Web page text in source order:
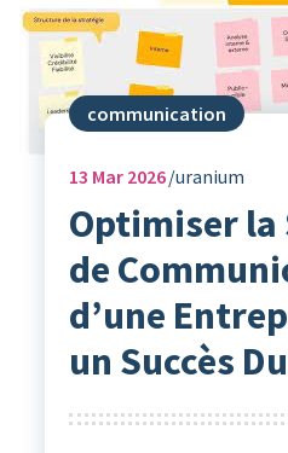
communication
13 Mar 2026 uranium
Optimiser la
de
d’une
un Succès